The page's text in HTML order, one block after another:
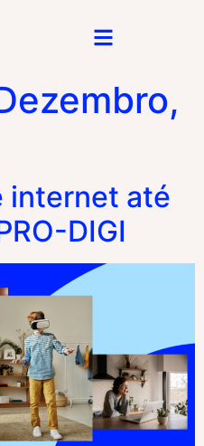
internet até
DIGI